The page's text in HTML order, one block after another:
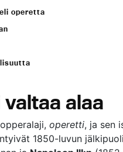
operetta
alaa
operetti, ja sen
1850-luvun